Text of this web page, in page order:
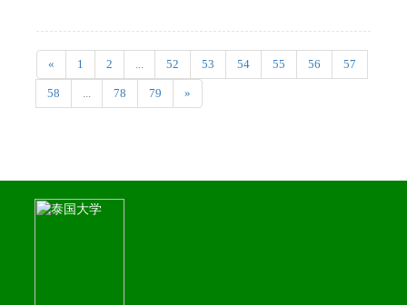
« 1 2 52 53 54 55 56 57
58 78 79 »